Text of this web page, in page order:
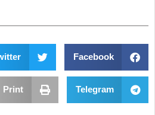
Facebook
Telegram
Print